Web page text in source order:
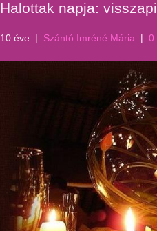
Halottak napja:
10 éve | Szántó Imréné Mária | 0